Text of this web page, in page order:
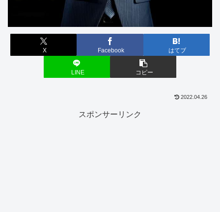
X Facebook はてブ
LINE コピー
2022.04.26
スポンサーリンク